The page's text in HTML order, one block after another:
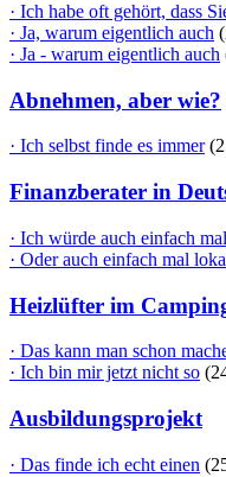
· Ich habe oft gehört, dass
· Ja, warum eigentlich auch
· Ja - warum eigentlich auch
Abnehmen, aber wie?
· Ich selbst finde es immer
Finanzberater in
· Ich würde auch einfach mal
· Oder auch einfach mal
Heizlüfter im
· Das kann man schon
· Ich bin mir jetzt nicht so
Ausbildungsprojekt
· Das finde ich echt einen